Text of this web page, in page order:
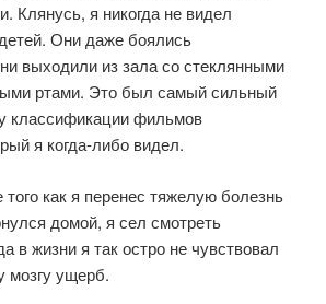
Клянусь, я никогда не видел
Они даже боялись
выходили из зала со стеклянными
ртами. Это был самый сильный
классификации фильмов
я когда-либо видел.
того как я перенес тяжелую болезнь
домой, я сел смотреть
в жизни я так остро не чувствовал
мозгу ущерб.